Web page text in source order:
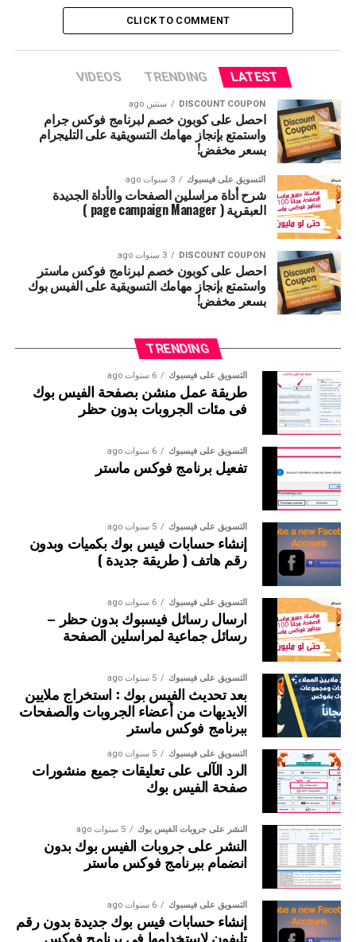
نقوم بعمل اعدادات الاداه بالشكل التالى
رقم 1 كتابة كافة الكلمات الدلاليه المناسبة بالنسبة
للمجال الخاص بنا
رقم 2 بالضغك على Accounts تظهر لنا نافذة
لاختيار الاكونتات المستخدمه فى البحث
رقم 3 فلترة الجروبات حسب الحاجه ليست
الزاميه
رقم 4 عدد الجروبات المستخرجه من الكلملة
رقم 5 بتفعيل هذا الخيار يكون الزامى وجود الكلمة
الدلاليه داخل اسم الجروب اما اذا كان هذا الخيار
غير مفعل فسيقوم بالبحث فى اسم الجروب
وداخل الوصف
تشغل البحث عن الجروبات
رقم 7 ارسال نتائج البحث الى اداة الانضمام
مباشرة
رقم 8 استخراج الجروبات المستخرجه اما ملف
تكست او ملف اكسيل بامتداد csv
دى اول اداة للبحث بالكلمات الدلاليه فقط
2- الاداة الثانية Groups Discovery Tool
بفتح الاداة تظهر بالشكل التالى
CLICK TO COMMENT
LATEST
TRENDING
VIDEOS
DISCOUNT COUPON سنتين ago
احصل على كوبون خصم لبرنامج فوكس جرام
واستمتع بإنجاز مهامك التسويقية على التليجرام
بسعر مخفض!
التسويق على فيسبوك 3 سنوات ago
شرح أداة مراسلين الصفحات والأداة الجديدة
العبقرية ( page campaign Manager )
DISCOUNT COUPON 3 سنوات ago
احصل على كوبون خصم لبرنامج فوكس ماستر
واستمتع بإنجاز مهامك التسويقية على الفيس بوك
بسعر مخفض!
TRENDING
التسويق على فيسبوك 6 سنوات ago
طريقة عمل منشن بصفحة الفيس بوك
فى مئات الجروبات بدون حظر
التسويق على فيسبوك 6 سنوات ago
تفعيل برنامج فوكس ماستر
التسويق على فيسبوك 5 سنوات ago
إنشاء حسابات فيس بوك بكميات وبدون
رقم هاتف ( طريقة جديدة )
التسويق على فيسبوك 6 سنوات ago
ارسال رسائل فيسبوك بدون حظر –
رسائل جماعية لمراسلين الصفحة
التسويق على فيسبوك 5 سنوات ago
بعد تحديث الفيس بوك : استخراج ملايين
الايديهات من أعضاء الجروبات والصفحات
ببرنامج فوكس ماستر
التسويق على فيسبوك 5 سنوات ago
الرد الآلى على تعليقات جميع منشورات
صفحة الفيس بوك
النشر على جروبات الفيس بوك 5 سنوات ago
النشر على جروبات الفيس بوك بدون
انضمام ببرنامج فوكس ماستر
التسويق على فيسبوك 6 سنوات ago
إنشاء حسابات فيس بوك جديدة بدون رقم
تليفون لاستخدامها فى برنامج فوكس